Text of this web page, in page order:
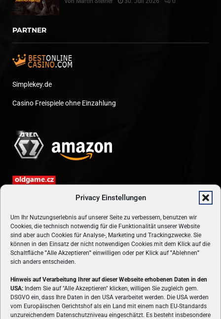
Privacy Einstellungen
Um Ihr Nutzungserlebnis auf unserer Seite zu verbessern, benutzen wir
Cookies, die technisch notwendig für die Funktionalität unserer Website
sind aber auch Cookies für Analyse-, Marketing und Trackingzwecke. Sie
können in den Einsatz der nicht notwendigen Cookies mit dem Klick auf die
Schaltfläche "Alle Akzeptieren" einwilligen oder per Klick auf"Ablehnen"
sich anders entscheiden.
Hinweis auf Verarbeitung Ihrer auf dieser Webseite erhobenen Daten in den
USA: Indem Sie auf "Alle Akzeptieren" klicken, willigen Sie zugleich gem.
DSGVO ein, dass Ihre Daten in den USA verarbeitet werden. Die USA werden
vom Europäischen Gerichtshof als ein Land mit einem nach EU-Standards
unzureichendem Datenschutzniveau eingeschätzt. Es besteht insbesondere
PARTNER
Simplekey.de
Casino Freispiele ohne Einzahlung
ÜBER UNS
VON GAMERN, FÜR GAMER! Gamers.at ist das älteste Online-